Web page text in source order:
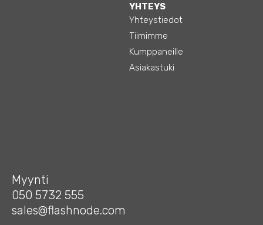
YHTEYS
Yhteystiedot
Tiimimme
Kumppaneille
Asiakastuki
Myynti
050 5732 555
sales@flashnode.com